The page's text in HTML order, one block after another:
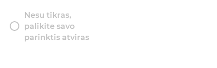
Nesu tikras,
palikite savo
parinktis atviras